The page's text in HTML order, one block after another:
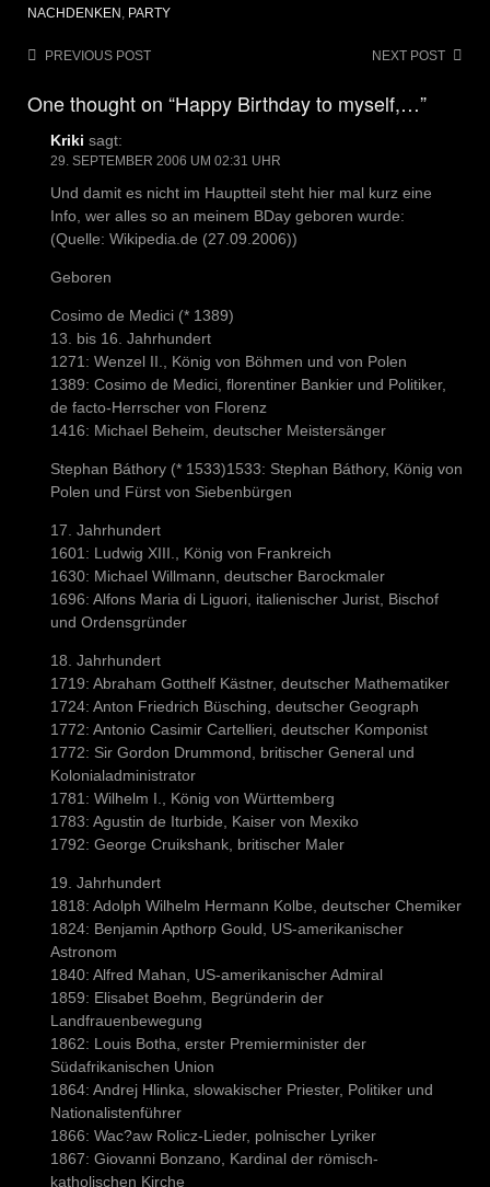
NACHDENKEN , PARTY
PostPREVIOUS POST NEXT POST
One thought on “Happy Birthday to myself,…”
Kriki sagt:
29. SEPTEMBER 2006 UM 02:31 UHR
Und damit es nicht im Hauptteil steht hier mal kurz eine
Info, wer alles so an meinem BDay geboren wurde:
(Quelle: Wikipedia.de (27.09.2006))
Geboren
Cosimo de Medici (* 1389)
13. bis 16. Jahrhundert
1271: Wenzel II., König von Böhmen und von Polen
1389: Cosimo de Medici, florentiner Bankier und Politiker,
de facto-Herrscher von Florenz
1416: Michael Beheim, deutscher Meistersänger
Stephan Báthory (* 1533)1533: Stephan Báthory, König von
Polen und Fürst von Siebenbürgen
17. Jahrhundert
1601: Ludwig XIII., König von Frankreich
1630: Michael Willmann, deutscher Barockmaler
1696: Alfons Maria di Liguori, italienischer Jurist, Bischof
und Ordensgründer
18. Jahrhundert
1719: Abraham Gotthelf Kästner, deutscher Mathematiker
1724: Anton Friedrich Büsching, deutscher Geograph
1772: Antonio Casimir Cartellieri, deutscher Komponist
1772: Sir Gordon Drummond, britischer General und
Kolonialadministrator
1781: Wilhelm I., König von Württemberg
1783: Agustin de Iturbide, Kaiser von Mexiko
1792: George Cruikshank, britischer Maler
19. Jahrhundert
1818: Adolph Wilhelm Hermann Kolbe, deutscher Chemiker
1824: Benjamin Apthorp Gould, US-amerikanischer
Astronom
1840: Alfred Mahan, US-amerikanischer Admiral
1859: Elisabet Boehm, Begründerin der
Landfrauenbewegung
1862: Louis Botha, erster Premierminister der
Südafrikanischen Union
1864: Andrej Hlinka, slowakischer Priester, Politiker und
Nationalistenführer
1866: Wac?aw Rolicz-Lieder, polnischer Lyriker
1867: Giovanni Bonzano, Kardinal der römisch-
katholischen Kirche